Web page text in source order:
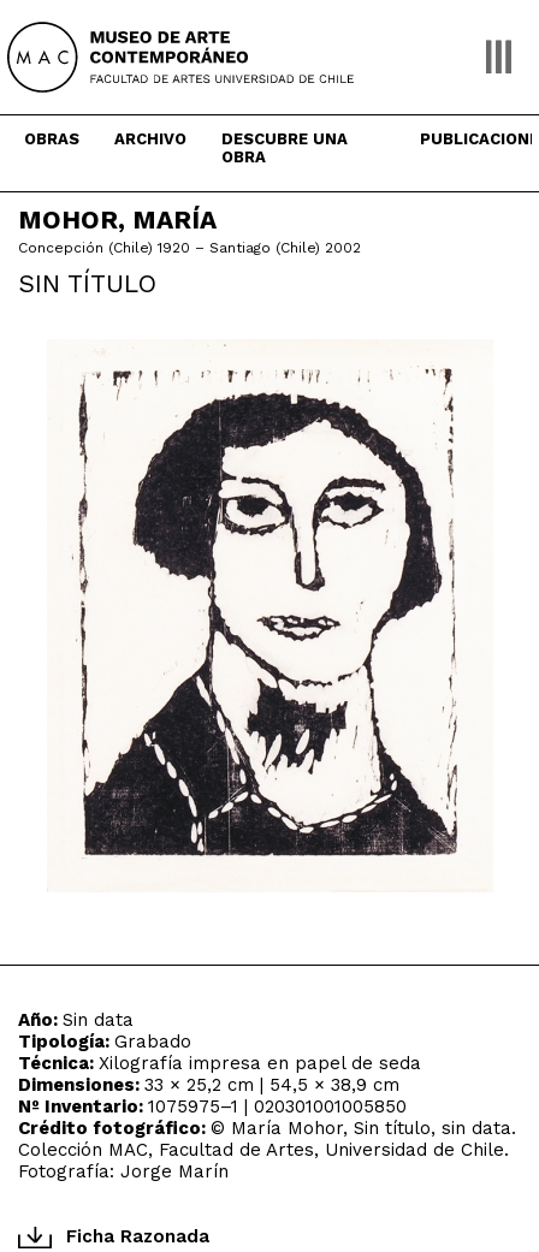
content
OBRAS ARCHIVO
DESCUBRE UNA
OBRA
MOHOR, MARÍA
Concepción (Chile) 1920 – Santiago (Chile) 2002
SIN TÍTULO
Año: Sin data
Tipología: Grabado
Técnica: Xilografía impresa en papel de seda
Dimensiones: 33 × 25,2 cm | 54,5 × 38,9 cm
Nº Inventario: 1075975–1 | 020301001005850
Crédito fotográfico: © María Mohor, Sin título, sin data.
Colección MAC, Facultad de Artes, Universidad de Chile.
Fotografía: Jorge Marín
Ficha Razonada